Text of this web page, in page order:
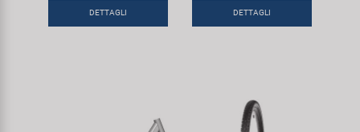
DETTAGLI DETTAGLI